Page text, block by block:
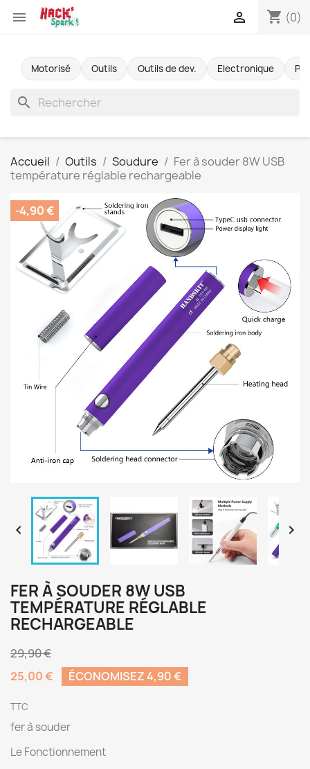
 shopping_cart (0)

Motorisé Outils Outils de dev. Electronique
search
Accueil Outils Soudure
Fer à souder 8W USB
température réglable rechargeable
-4,90 €
 
FER À SOUDER 8W USB
TEMPÉRATURE RÉGLABLE
RECHARGEABLE
29,90 €
25,00 €
ÉCONOMISEZ 4,90 €
TTC
fer à souder
Le Fonctionnement